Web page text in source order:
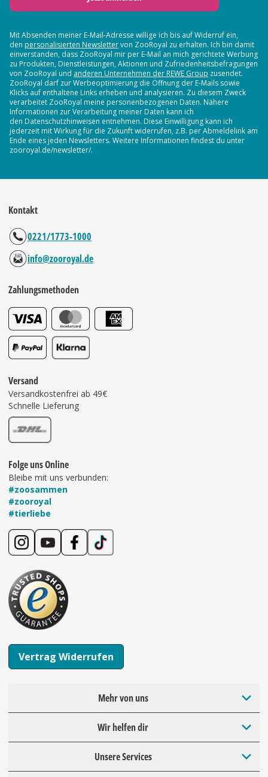
Mit Absenden meiner E-Mail-Adresse willige ich bis auf Widerruf ein,
den personalisierten Newslettervon ZooRoyal zu erhalten. Ich bin damit
einverstanden, dass ZooRoyal mir per E-Mail an mich gerichtete Werbung
zu Produkten, Dienstleistungen, Aktionen und Zufriedenheitsbefragungen
von ZooRoyal und anderen Unternehmen der REWE Group zusendet.
ZooRoyal darf zur Werbeoptimierung die Öffnung der E-Mails sowie
Klicks auf enthaltene Links erheben und analysieren. Zu diesem Zweck
verarbeitet ZooRoyal meine personenbezogenen Daten. Nähere
Informationen zur Verarbeitung meiner Daten kann ich
den Datenschutzhinweisen entnehmen. Diese Einwilligung kann ich
jederzeit mit Wirkung für die Zukunft widerrufen, z.B. per Abmeldelink am
Ende eines jeden Newsletters. Weitere Informationen findest du unter
zooroyal.de/newsletter/.
Kontakt
0221/1773-1000
info@zooroyal.de
Zahlungsmethoden
Versand
Versandkostenfrei ab 49€
Schnelle Lieferung
Folge uns Online
Bleibe mit uns verbunden:
#zoosammen
#zooroyal
#tierliebe
Vertrag Widerrufen
Mehr von uns
Wir helfen dir
Unsere Services